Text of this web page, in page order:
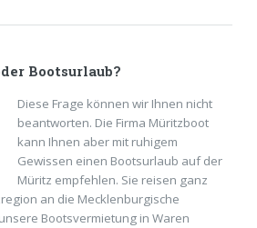
Bootsurlaub?
Diese Frage können wir Ihnen nicht
beantworten. Die Firma Müritzboot
kann Ihnen aber mit ruhigem
Gewissen einen Bootsurlaub auf der
Müritz empfehlen. Sie reisen ganz
an die Mecklenburgische
Bootsvermietung in Waren